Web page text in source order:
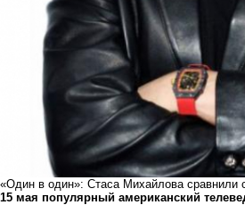
«Один в один»: Стаса Михайлова
15 мая популярный американский